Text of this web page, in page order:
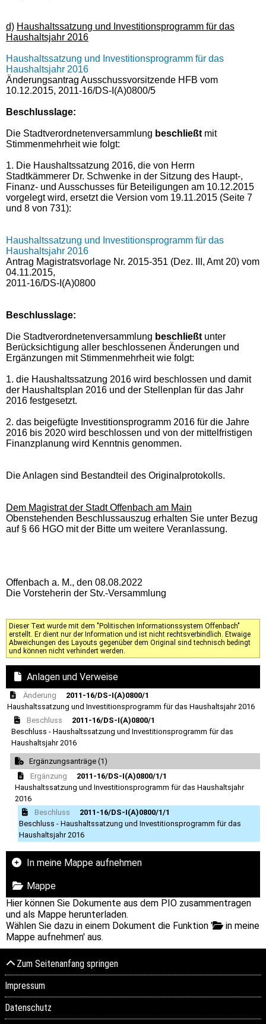
d) Haushaltssatzung und Investitionsprogramm für das
Haushaltsjahr 2016
Haushaltssatzung und Investitionsprogramm für das
Haushaltsjahr 2016
Änderungsantrag Ausschussvorsitzende HFB vom
10.12.2015, 2011-16/DS-I(A)0800/5
Beschlusslage:
Die Stadtverordnetenversammlung beschließt mit
Stimmenmehrheit wie folgt:
1. Die Haushaltssatzung 2016, die von Herrn
Stadtkämmerer Dr. Schwenke in der Sitzung des Haupt-,
Finanz- und Ausschusses für Beteiligungen am 10.12.2015
vorgelegt wird, ersetzt die Version vom 19.11.2015 (Seite 7
und 8 von 731):
Haushaltssatzung und Investitionsprogramm für das
Haushaltsjahr 2016
Antrag Magistratsvorlage Nr. 2015-351 (Dez. III, Amt 20) vom
04.11.2015,
2011-16/DS-I(A)0800
Beschlusslage:
Die Stadtverordnetenversammlung beschließt unter
Berücksichtigung aller beschlossenen Änderungen und
Ergänzungen mit Stimmenmehrheit wie folgt:
1. die Haushaltssatzung 2016 wird beschlossen und damit
der Haushaltsplan 2016 und der Stellenplan für das Jahr
2016 festgesetzt.
2. das beigefügte Investitionsprogramm 2016 für die Jahre
2016 bis 2020 wird beschlossen und von der mittelfristigen
Finanzplanung wird Kenntnis genommen.
Die Anlagen sind Bestandteil des Originalprotokolls.
Dem Magistrat der Stadt Offenbach am Main
Obenstehenden Beschlussauszug erhalten Sie unter Bezug
auf § 66 HGO mit der Bitte um weitere Veranlassung.
Offenbach a. M., den 08.08.2022
Die Vorsteherin der Stv.-Versammlung
Dieser Text wurde mit dem "Politischen Informationssystem Offenbach"
erstellt. Er dient nur der Information und ist nicht rechtsverbindlich. Etwaige
Abweichungen des Layouts gegenüber dem Original sind technisch bedingt
und können nicht verhindert werden.
Anlagen und Verweise
Änderung
2011-16/DS-I(A)0800/1
Haushaltssatzung und Investitionsprogramm für das Haushaltsjahr 2016
Beschluss
2011-16/DS-I(A)0800/1
Beschluss - Haushaltssatzung und Investitionsprogramm für das
Haushaltsjahr 2016
Ergänzungsanträge (1)
Ergänzung
2011-16/DS-I(A)0800/1/1
Haushaltssatzung und Investitionsprogramm für das Haushaltsjahr
2016
Beschluss
2011-16/DS-I(A)0800/1/1
Beschluss - Haushaltssatzung und Investitionsprogramm für das
Haushaltsjahr 2016
In meine Mappe aufnehmen
Mappe
Hier können Sie Dokumente aus dem PIO zusammentragen
und als Mappe herunterladen.
Wählen Sie dazu in einem Dokument die Funktion '
in meine
Mappe aufnehmen' aus.
Zum Seitenanfang springen
Impressum
Datenschutz